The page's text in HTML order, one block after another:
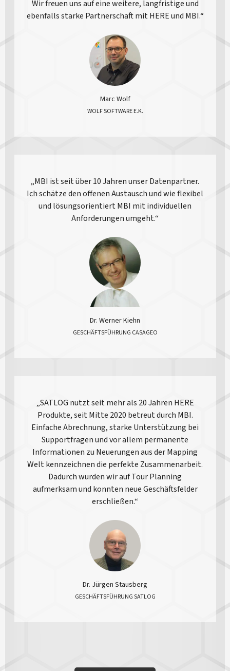
Wir freuen uns auf eine weitere, langfristige und
ebenfalls starke Partnerschaft mit HERE und MBI.“
Marc Wolf
WOLF SOFTWARE E.K.
„MBI ist seit über 10 Jahren unser Datenpartner.
Ich schätze den offenen Austausch und wie flexibel
und lösungsorientiert MBI mit individuellen
Anforderungen umgeht.“
Dr. Werner Kiehn
GESCHÄFTSFÜHRUNG CASAGEO
„SATLOG nutzt seit mehr als 20 Jahren HERE
Produkte, seit Mitte 2020 betreut durch MBI.
Einfache Abrechnung, starke Unterstützung bei
Supportfragen und vor allem permanente
Informationen zu Neuerungen aus der Mapping
Welt kennzeichnen die perfekte Zusammenarbeit.
Dadurch wurden wir auf Tour Planning
aufmerksam und konnten neue Geschäftsfelder
erschließen.“
Dr. Jürgen Stausberg
GESCHÄFTSFÜHRUNG SATLOG